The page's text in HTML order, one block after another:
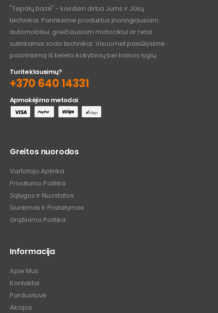
"Tepalų bazė" - kasdien dirba Jums ir Jūsų
technikai. Parinksime produktus įnoringiausiam
automobiliui, greičiausiam motociklui ar retai
sutinkamai sodo technikai. Visuomet pasiūlysime
pasirinkimą iš keleto kokybinių bei kainos lygių.
Turite klausimų?
+370 640 14331
Apmokėjimo metodai
Greitos nuorodos
Vartotojo Aplinka
Privatumo Politika
Sąlygos Ir Nuostatos
Siuntimas Ir Pristatymas
Grąžinimo Politika
Informacija
Apie Mus
Kontaktai
Parduotuvė
Akcijos